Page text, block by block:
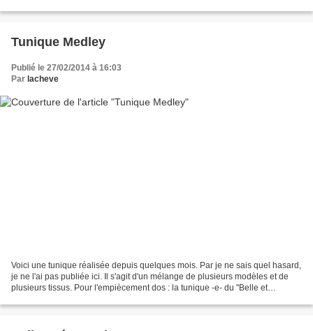
Tunique Medley
Publié le 27/02/2014 à 16:03
Par lacheve
Voici une tunique réalisée depuis quelques mois. Par je ne sais quel hasard,
je ne l'ai pas publiée ici. Il s'agit d'un mélange de plusieurs modèles et de
plusieurs tissus. Pour l'empiècement dos : la tunique -e- du "Belle et